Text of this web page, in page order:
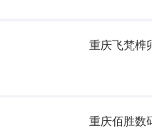
重庆佰胜数